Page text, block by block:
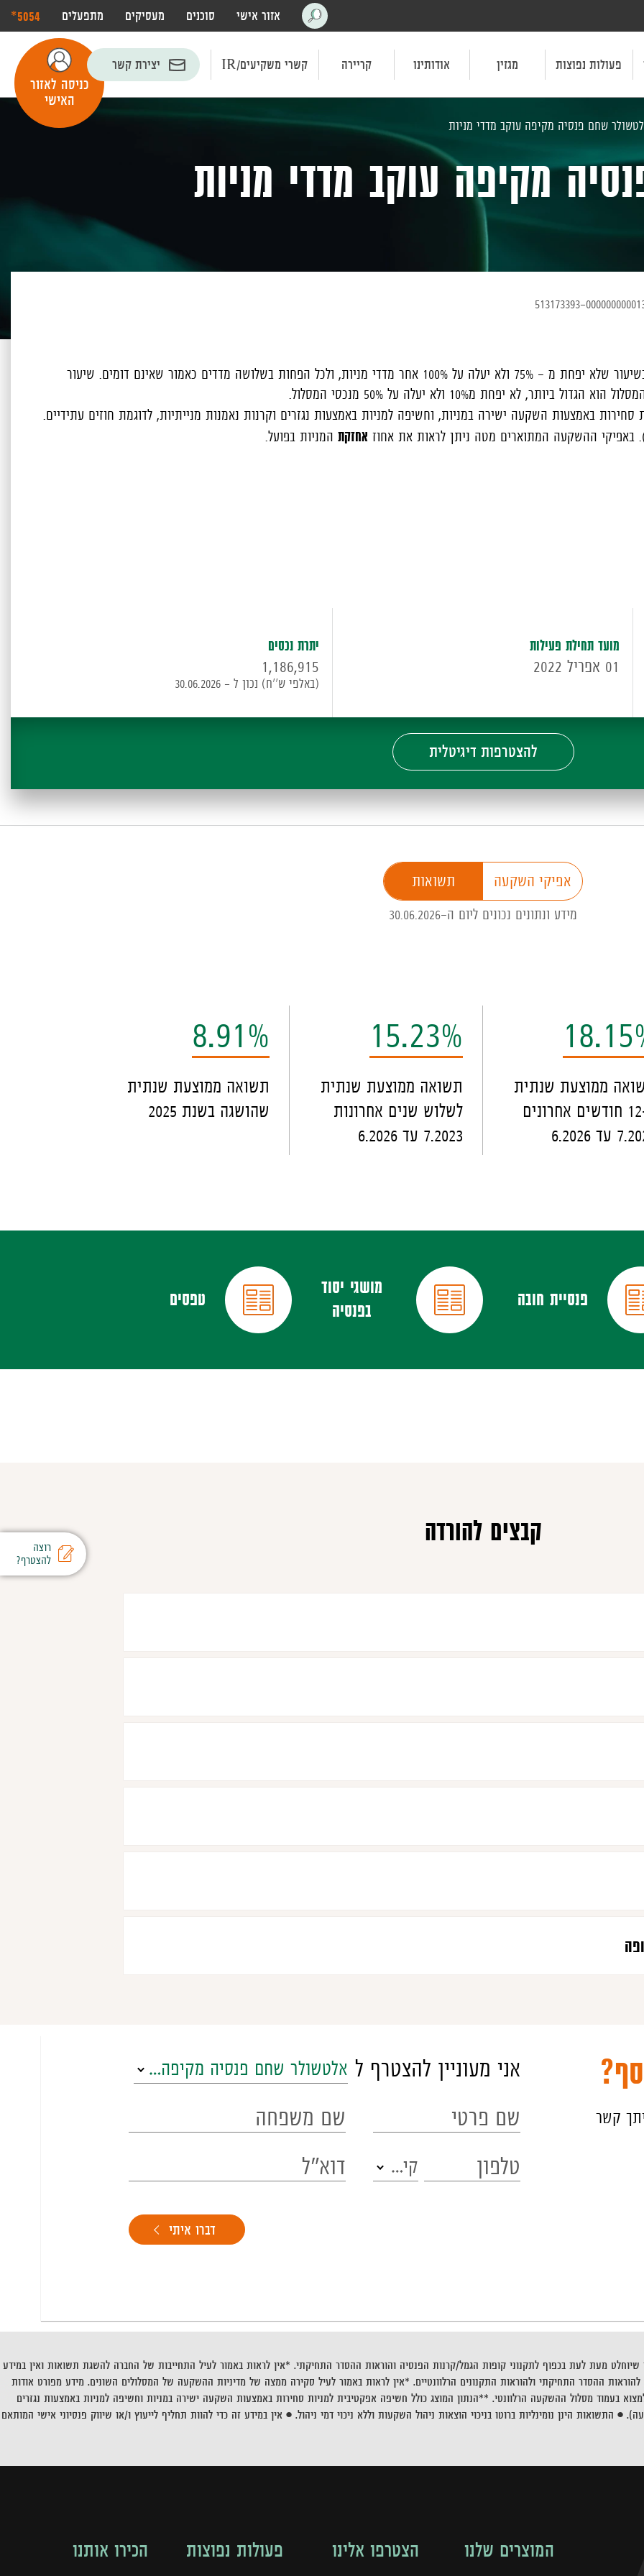
פתח
אזור אישי סוכנים מעסיקים מתפעלים ‎*5054
פעולות נפוצות מגזין אודותינו קריירה קשרי משקיעים/IR יצירת קשר
כניסה לאזור
האישי
רוצה
להצטרף?
מקיפה עוקב מדדי מניות
שחם פנסיה מקיפה עוקב מדדי מניות
נכסי המסלול יעקבו באמצעות שלושה מכשירים עוקבי מדד ,ובשיעור שלא יפחת מ - 75% ולא יעלה על 100% אחר מדדי מניות, ולכל הפחות בשלושה מדדים כאמור שאינם דומים. שיעור
יפחת מ10% ולא יעלה על 50% מנכסי המסלול.
סחירות באמצעות השקעה ישירה במניות, וחשיפה למניות באמצעות נגזרים וקרנות נאמנות מנייתיות, לדוגמת חוזים עתידיים.
באפיקי ההשקעה המתוארים מטה ניתן לראות את אחוז אחזקת המניות בפועל.
מועד תחילת פעילות
01 אפריל 2022
יתרת נכסים
1,186,915
(באלפי ש''ח) נכון ל - 30.06.2026
להצטרפות דיגיטלית
אפיקי השקעה תשואות
מידע ונתונים נכונים ליום ה-30.06.2026
ממוצעת שנתית
ל-12 חודשים אחרונים
עד 6.2026
15.23%
תשואה ממוצעת שנתית
לשלוש שנים אחרונות
7.2023 עד 6.2026
8.91%
תשואה ממוצעת שנתית
שהושגה בשנת 2025
פנסיית חובה
מושגי יסוד
בפנסיה
טפסים
קבצים להורדה
קשר
אני מעוניין להצטרף ל אלטשולר שחם פנסיה מקיפה עוקב מדדי מניות
קידומת
דברו איתי
מעת לעת בכפוף לתקנוני קופות הגמל/קרנות הפנסיה והוראות ההסדר התחיקתי. *אין לראות באמור לעיל התחייבות של החברה להשגת תשואות ואין במידע
ההסדר התחיקתי ולהוראות התקנונים הרלוונטיים. *אין לראות באמור לעיל סקירה ממצה של מדיניות ההשקעה של המסלולים השונים. מידע מפורט אודות
בעמוד מסלול ההשקעה הרלוונטי. **הנתון המוצג כולל חשיפה אפקטיבית למניות סחירות באמצעות השקעה ישירה במניות וחשיפה למניות באמצעות נגזרים
התשואות הינן נומינליות ברוטו בניכוי הוצאות ניהול השקעות וללא ניכוי דמי ניהול. • אין במידע זה כדי להוות תחליף לייעוץ ו/או שיווק פנסיוני אישי המותאם
המוצרים שלנו הצטרפו אלינו פעולות נפוצות הכירו אותנו